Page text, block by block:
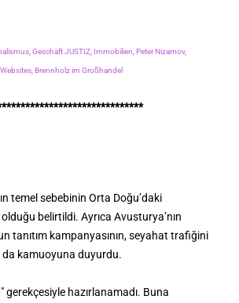
Geschäft JUSTIZ, Immobilien, Peter Nizamov,
Brennholz im Großhandel
temel sebebinin Orta Doğu’daki
belirtildi. Ayrıca Avusturya’nın
tanıtım kampanyasının, seyahat trafiğini
da kamuoyuna duyurdu.
gerekçesiyle hazırlanamadı. Buna